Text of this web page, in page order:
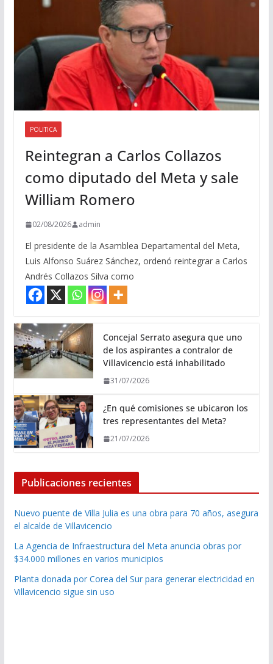
POLITICA
Reintegran a Carlos Collazos
como diputado del Meta y sale
William Romero
02/08/2026 admin
El presidente de la Asamblea Departamental del Meta,
Luis Alfonso Suárez Sánchez, ordenó reintegrar a Carlos
Andrés Collazos Silva como
Concejal Serrato asegura que uno
de los aspirantes a contralor de
Villavicencio está inhabilitado
31/07/2026
¿En qué comisiones se ubicaron los
tres representantes del Meta?
21/07/2026
Publicaciones recientes
Nuevo puente de Villa Julia es una obra para 70 años, asegura
el alcalde de Villavicencio
La Agencia de Infraestructura del Meta anuncia obras por
$34.000 millones en varios municipios
Planta donada por Corea del Sur para generar electricidad en
Villavicencio sigue sin uso